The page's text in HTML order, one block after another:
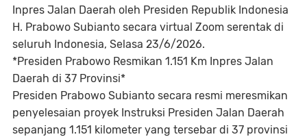
Inpres Jalan Daerah oleh Presiden Republik Indonesia
H. Prabowo Subianto secara virtual Zoom serentak di
seluruh Indonesia, Selasa 23/6/2026.
*Presiden Prabowo Resmikan 1.151 Km Inpres Jalan
Daerah di 37 Provinsi*
Presiden Prabowo Subianto secara resmi meresmikan
penyelesaian proyek Instruksi Presiden Jalan Daerah
sepanjang 1.151 kilometer yang tersebar di 37 provinsi